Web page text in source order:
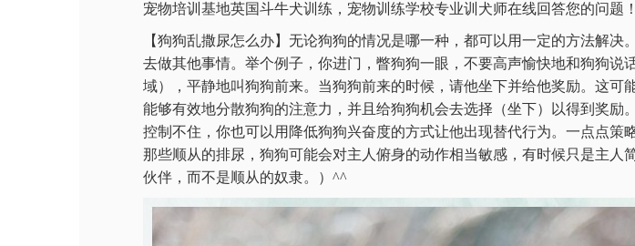
宠物培训基地英国斗牛犬训练，宠物训练学校专业训犬师在线回答您的问题！
【狗狗乱撒尿怎么办】无论狗狗的情况是哪一种，都可以用一定的方法解
去做其他事情。举个例子，你进门，瞥狗狗一眼，不要高声愉快地和狗狗
域），平静地叫狗狗前来。当狗狗前来的时候，请他坐下并给他奖励。这
能够有效地分散狗狗的注意力，并且给狗狗机会去选择（坐下）以得到奖
控制不住，你也可以用降低狗狗兴奋度的方式让他出现替代行为。一点点
那些顺从的排尿，狗狗可能会对主人俯身的动作相当敏感，有时候只是主
伙伴，而不是顺从的奴隶。）^^